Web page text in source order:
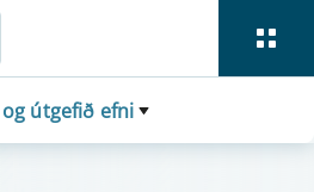
útgefið efni